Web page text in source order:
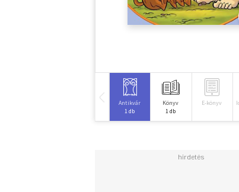
Antikvár
1 db
Könyv
1 db
E-könyv